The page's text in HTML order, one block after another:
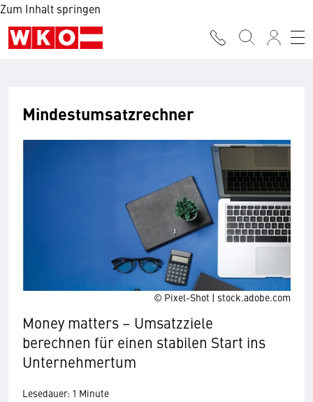
Zum Inhalt springen
© Pixel-Shot | stock.adobe.com
Mindestumsatzrechner
Money matters – Umsatzziele
berechnen für einen stabilen Start ins
Unternehmertum
Lesedauer: 1 Minute